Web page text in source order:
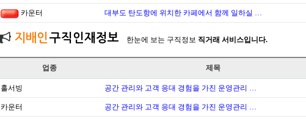
카운터 대부도 탄도항에 위치한 카페에서 함께 일하실 …
지배인 구직인재정보 한눈에 보는 구직정보 직거래 서비스입니다.
업종 제목
홀서빙 공간 관리와 고객 응대 경험을 가진 운영관리 …
카운터 공간 관리와 고객 응대 경험을 가진 운영관리 …